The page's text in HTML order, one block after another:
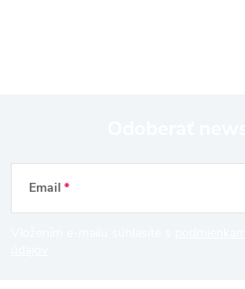
Z
á
Email